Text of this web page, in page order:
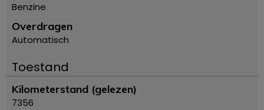
Benzine
Overdragen
Automatisch
Toestand
Kilometerstand (gelezen)
7356